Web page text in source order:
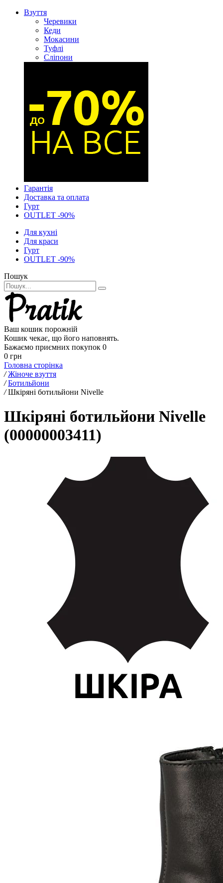
Взуття
Черевики
Кеди
Мокасини
Туфлі
Сліпони
Гарантія
Доставка та оплата
Гурт
OUTLET -90%
Для кухні
Для краси
Гурт
OUTLET -90%
Пошук
Ваш кошик порожній
Кошик чекає, що його наповнять.
Бажаємо приємних покупок 0
0 грн
Головна сторінка
/ Жіноче взуття
/ Ботильйони
/ Шкіряні ботильйони Nivelle
Шкіряні ботильйони Nivelle
(00000003411)